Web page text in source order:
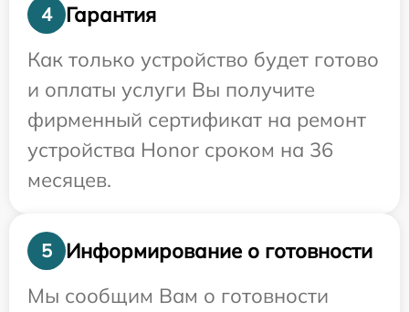
4
Гарантия
Как только устройство будет готово
и оплаты услуги Вы получите
фирменный сертификат на ремонт
устройства Honor сроком на 36
месяцев.
5
Информирование о готовности
Мы сообщим Вам о готовности